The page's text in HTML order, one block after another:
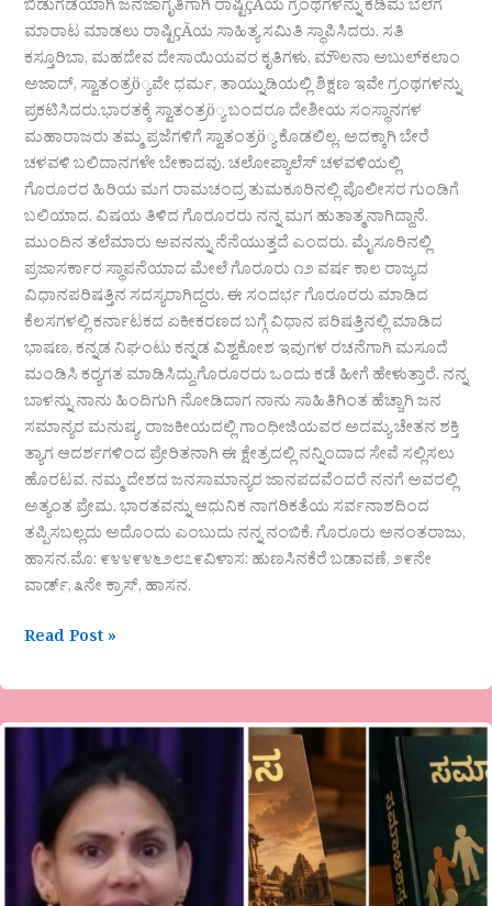
ಬಿಡುಗಡೆಯಾಗಿ ಜನಜಾಗೃತಿಗಾಗಿ ರಾಷ್ಟಿçÃಯ ಗ್ರಂಥಗಳನ್ನು ಕಡಿಮೆ ಬೆಲೆಗೆ
ಮಾರಾಟ ಮಾಡಲು ರಾಷ್ಟಿçÃಯ ಸಾಹಿತ್ಯ ಸಮಿತಿ ಸ್ಥಾಪಿಸಿದರು. ಸತಿ
ಕಸ್ತೂರಿಬಾ, ಮಹದೇವ ದೇಸಾಯಿಯವರ ಕೃತಿಗಳು, ಮೌಲನಾ ಅಬುಲ್‌ಕಲಾಂ
ಅಜಾದ್, ಸ್ವಾತಂತ್ರö್ಯವೇ ಧರ್ಮ, ತಾಯ್ನುಡಿಯಲ್ಲಿ ಶಿಕ್ಷಣ ಇವೇ ಗ್ರಂಥಗಳನ್ನು
ಪ್ರಕಟಿಸಿದರು.ಭಾರತಕ್ಕೆ ಸ್ವಾತಂತ್ರö್ಯ ಬಂದರೂ ದೇಶೀಯ ಸಂಸ್ಥಾನಗಳ
ಮಹಾರಾಜರು ತಮ್ಮ ಪ್ರಜೆಗಳಿಗೆ ಸ್ವಾತಂತ್ರö್ಯ ಕೊಡಲಿಲ್ಲ. ಅದಕ್ಕಾಗಿ ಬೇರೆ
ಚಳವಳಿ ಬಲಿದಾನಗಳೇ ಬೇಕಾದವು. ಚಲೋಪ್ಯಾಲೆಸ್ ಚಳವಳಿಯಲ್ಲಿ
ಗೊರೂರರ ಹಿರಿಯ ಮಗ ರಾಮಚಂದ್ರ ತುಮಕೂರಿನಲ್ಲಿ ಪೊಲೀಸರ ಗುಂಡಿಗೆ
ಬಲಿಯಾದ. ವಿಷಯ ತಿಳಿದ ಗೊರೂರರು ನನ್ನ ಮಗ ಹುತಾತ್ಮನಾಗಿದ್ದಾನೆ.
ಮುಂದಿನ ತಲೆಮಾರು ಅವನನ್ನು ನೆನೆಯುತ್ತದೆ ಎಂದರು. ಮೈಸೂರಿನಲ್ಲಿ
ಪ್ರಜಾಸರ್ಕಾರ ಸ್ಥಾಪನೆಯಾದ ಮೇಲೆ ಗೊರೂರು ೧೨ ವರ್ಷ ಕಾಲ ರಾಜ್ಯದ
ವಿಧಾನಪರಿಷತ್ತಿನ ಸದಸ್ಯರಾಗಿದ್ದರು. ಈ ಸಂದರ್ಭ ಗೊರೂರರು ಮಾಡಿದ
ಕೆಲಸಗಳಲ್ಲಿ ಕರ್ನಾಟಕದ ಏಕೀಕರಣದ ಬಗ್ಗೆ ವಿಧಾನ ಪರಿಷತ್ತಿನಲ್ಲಿ ಮಾಡಿದ
ಭಾಷಣ, ಕನ್ನಡ ನಿಘಂಟು ಕನ್ನಡ ವಿಶ್ವಕೋಶ ಇವುಗಳ ರಚನೆಗಾಗಿ ಮಸೂದೆ
ಮಂಡಿಸಿ ಕರ‍್ಯಗತ ಮಾಡಿಸಿದ್ದು.ಗೊರೂರರು ಒಂದು ಕಡೆ ಹೀಗೆ ಹೇಳುತ್ತಾರೆ. ನನ್ನ
ಬಾಳನ್ನು ನಾನು ಹಿಂದಿಗುಗಿ ನೋಡಿದಾಗ ನಾನು ಸಾಹಿತಿಗಿಂತ ಹೆಚ್ಚಾಗಿ ಜನ
ಸಮಾನ್ಯರ ಮನುಷ್ಯ. ರಾಜಕೀಯದಲ್ಲಿ ಗಾಂಧೀಜಿಯವರ ಅದಮ್ಯ ಚೇತನ ಶಕ್ತಿ
ತ್ಯಾಗ ಆದರ್ಶಗಳಿಂದ ಪ್ರೇರಿತನಾಗಿ ಈ ಕ್ಷೇತ್ರದಲ್ಲಿ ನನ್ನಿಂದಾದ ಸೇವೆ ಸಲ್ಲಿಸಲು
ಹೊರಟವ. ನಮ್ಮ ದೇಶದ ಜನಸಾಮಾನ್ಯರ ಜಾನಪದವೆಂದರೆ ನನಗೆ ಅವರಲ್ಲಿ
ಅತ್ಯಂತ ಪ್ರೇಮ. ಭಾರತವನ್ನು ಆಧುನಿಕ ನಾಗರಿಕತೆಯ ಸರ್ವನಾಶದಿಂದ
ತಪ್ಪಿಸಬಲ್ಲದು ಅದೊಂದು ಎಂಬುದು ನನ್ನ ನಂಬಿಕೆ. ಗೊರೂರು ಅನಂತರಾಜು,
ಹಾಸನ.ಮೊ: ೯೪೪೯೪೬೨೮೭೯ವಿಳಾಸ: ಹುಣಸಿನಕೆರೆ ಬಡಾವಣೆ, ೨೯ನೇ
ವಾರ್ಡ್, ೩ನೇ ಕ್ರಾಸ್, ಹಾಸನ.
Read Post »
“ತಾಂತ್ರಿಕ
ಶಿಕ್ಷಣದ
ಭರಾಟೆಯಲ್ಲಿ
ಅನಾಥವಾಗುತ್ತಿರುವ
ಮಾನವೀಯ
ಶಾಸ್ತ್ರಗಳು..”
ಜಯಲಕ್ಷ್ಮಿ